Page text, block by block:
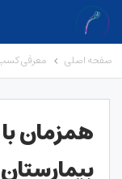
صفحه اصلی معرفی کسب
همزمان